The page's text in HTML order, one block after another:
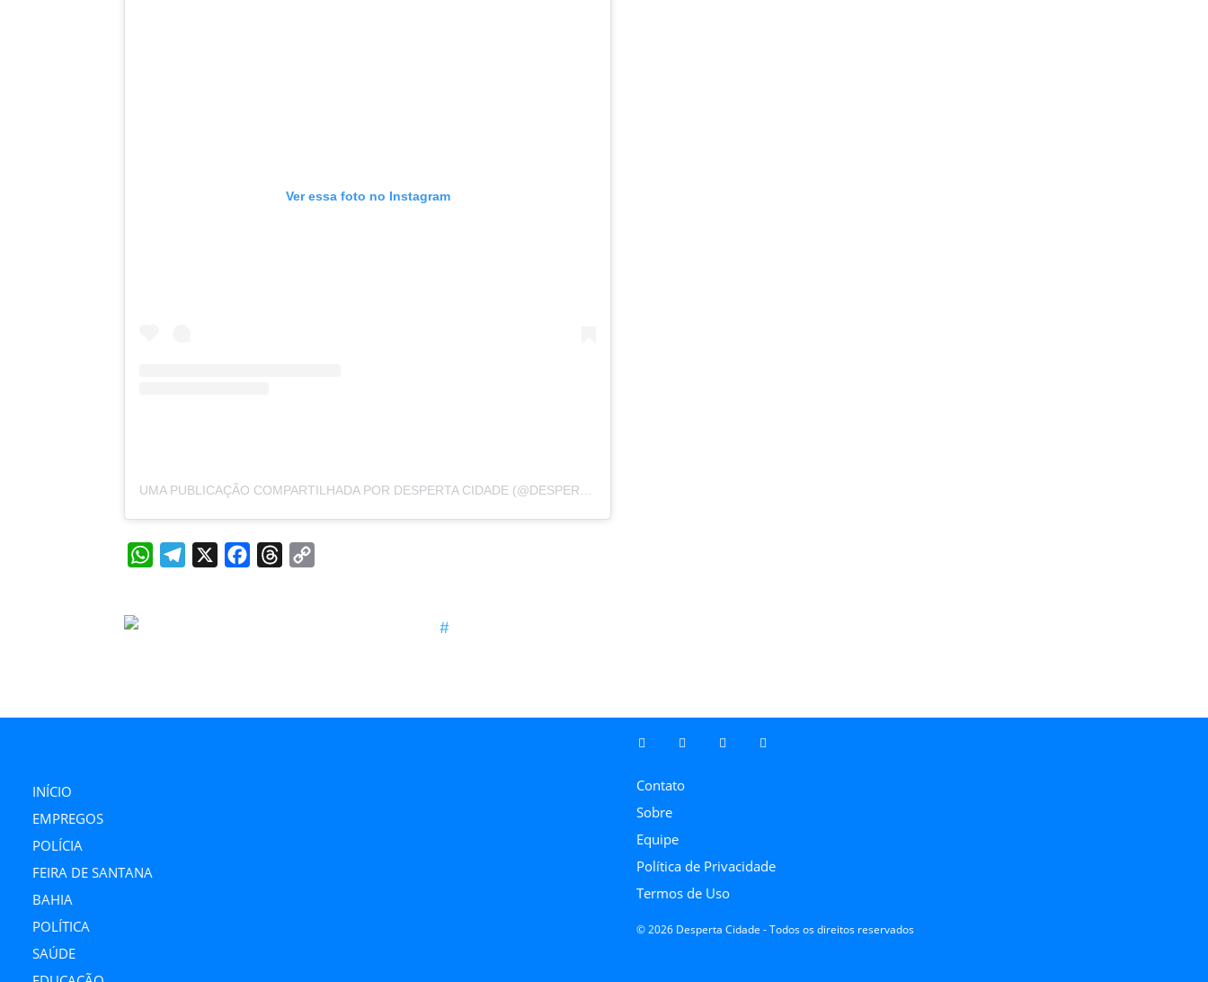
Ver essa foto no Instagram
UMA PUBLICAÇÃO COMPARTILHADA POR DESPERTA CIDADE (@DESPERTACIDADE)
WhatsAppTelegram FacebookThreads
INÍCIO
EMPREGOS
POLÍCIA
FEIRA DE SANTANA
BAHIA
POLÍTICA
SAÚDE
Contato
Sobre
Equipe
Política de Privacidade
Termos de Uso
© 2026 Desperta Cidade - Todos os direitos reservados